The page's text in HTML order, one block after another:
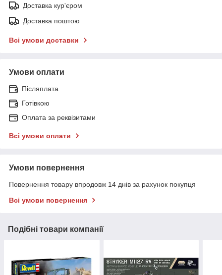
Доставка кур'єром
Доставка поштою
Всі умови доставки
Умови оплати
Післяплата
Готівкою
Оплата за реквізитами
Всі умови оплати
Умови повернення
Повернення товару впродовж 14 днів за рахунок покупця
Всі умови повернення
Подібні товари компанії